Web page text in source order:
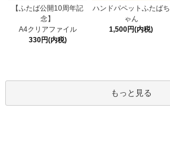
【ふたば公開10周年記
念】
A4クリアファイル
330円(内税)
ハンドパペットふたばち
ゃん
1,500円(内税)
もっと見る